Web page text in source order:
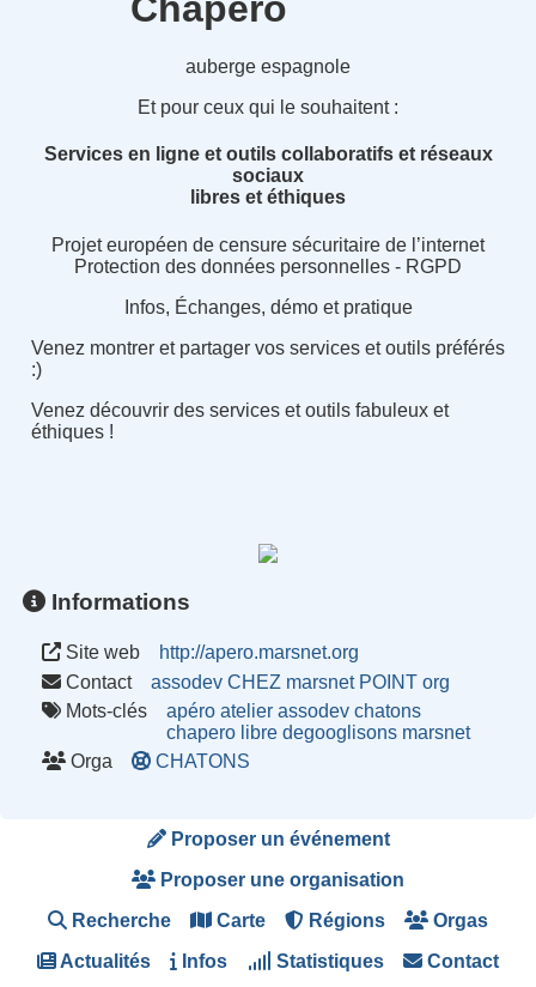
auberge espagnole
Et pour ceux qui le souhaitent :
Services en ligne et outils collaboratifs et réseaux
sociaux
libres et éthiques
Projet européen de censure sécuritaire de l’internet
Protection des données personnelles - RGPD
Infos, Échanges, démo et pratique
Venez montrer et partager vos services et outils préférés
:)
Venez découvrir des services et outils fabuleux et
éthiques !
Informations
Site web
http://apero.marsnet.org
Contact
assodev CHEZ marsnet POINT org
Mots-clés
apéro atelier assodev chatons
chapero libre degooglisons marsnet
Orga
CHATONS
Proposer un événement
Proposer une organisation
Recherche Carte Régions Orgas
Actualités Infos Statistiques Contact